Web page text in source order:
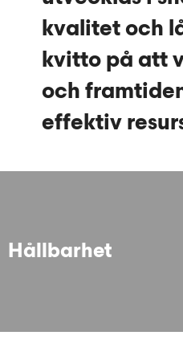
kvalitet och
kvitto på att
och
effektiv
Hållbarhet